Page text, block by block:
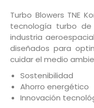
Turbo Blowers TNE
tecnología turbo
industria
diseñados para
cuidar el medio
Sostenibilidad
Ahorro energético
⁠Innovación